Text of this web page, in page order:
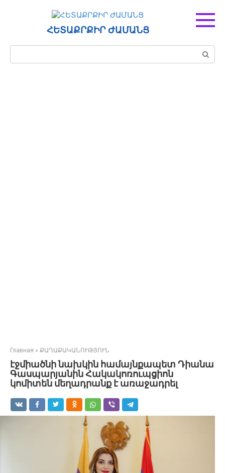
ՀԵՏԱՔՐՔԻՐ ԺԱՄԱՆՑ
Поиск:
Главная » ՔԱՂԱՔԱԿԱՆՈՒԹՅՈՒՆ
էջմիածնի նախկին համայնքապետ Դիանա
Գասպարյանին Հակակոռուպցիոն
կոմիտեն մեղադրանք է առաջադրել